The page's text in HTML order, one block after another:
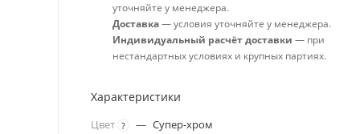
уточняйте у менеджера.
Доставка— условия уточняйте у менеджера.
Индивидуальный расчёт доставки — при
нестандартных условиях и крупных партиях.
Характеристики
Цвет ? — Супер-хром